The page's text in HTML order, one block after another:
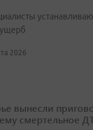
2026
вынесли
смертельное